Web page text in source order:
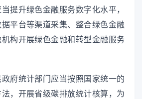
提升绿色金融服务数字化水平，
平台等渠道采集、整合绿色金融
构开展绿色金融和转型金融服务
府统计部门应当按照国家统一的
，开展省级碳排放统计核算，为